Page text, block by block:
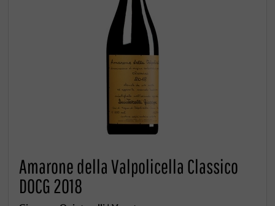
Amarone della Valpolicella Classico
DOCG 2018